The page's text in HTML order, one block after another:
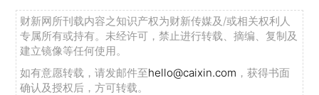
财新网所刊载内容之知识产权为财新传媒及/或相关权利人
专属所有或持有。未经许可，禁止进行转载、摘编、复制及
建立镜像等任何使用。
如有意愿转载，请发邮件至hello@caixin.com ，获得书面
确认及授权后，方可转载。